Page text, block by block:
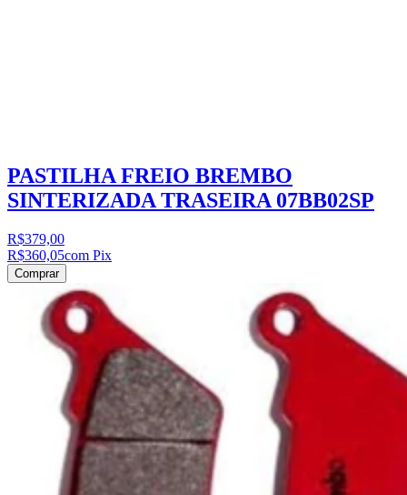
PASTILHA FREIO BREMBO
SINTERIZADA TRASEIRA 07BB02SP
R$379,00
R$360,05com Pix
Comprar